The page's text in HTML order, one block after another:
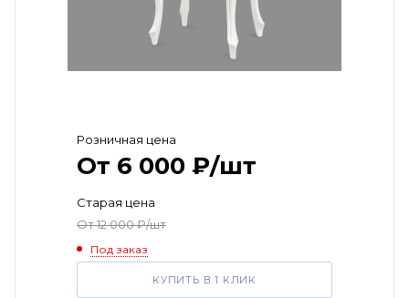
Розничная цена
От 6 000 ₽/шт
Старая цена
От12 000₽/шт
Под заказ
КУПИТЬ В 1 КЛИК